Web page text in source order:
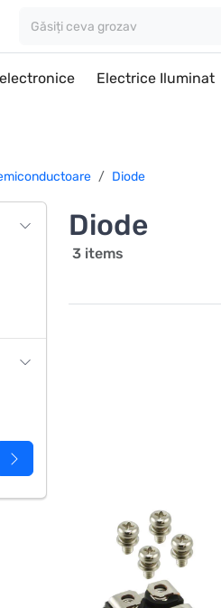
Electrice Iluminat
Diode
Diode
3 items